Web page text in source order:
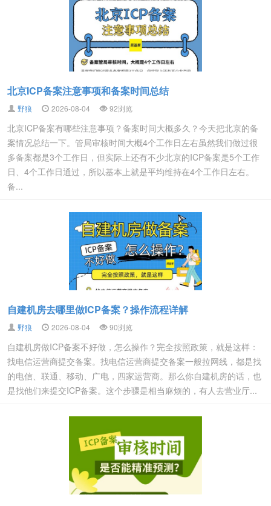
北京ICP备案注意事项和备案时间总结
野狼 2026-08-04 92浏览
北京ICP备案有哪些注意事项？备案时间大概多久？今天把北京的备
案情况总结一下。管局审核时间大概4个工作日左右虽然我们做过很
多备案都是3个工作日，但实际上还有不少北京的ICP备案是5个工作
日、4个工作日通过，所以基本上就是平均维持在4个工作日左右。
备...
自建机房去哪里做ICP备案？操作流程详解
野狼 2026-08-04 90浏览
自建机房做ICP备案不好做，怎么操作？完全按照政策，就是这样：
找电信运营商提交备案。找电信运营商提交备案一般拉网线，都是找
的电信、联通、移动、广电，四家运营商。那么你自建机房的话，也
是找他们来提交ICP备案。这个步骤是相当麻烦的，有人去营业厅...